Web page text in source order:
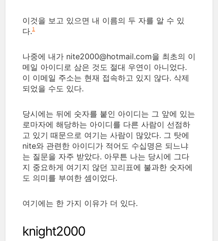
이것을 보고 있으면 내 이름의 두 자를 알 수 있
다.1
나중에 내가 nite2000@hotmail.com을 최초의 이
메일 아이디로 삼은 것도 절대 우연이 아니었다.
이 이메일 주소는 현재 접속하고 있지 않다. 삭제
되었을 수도 있다.
당시에는 뒤에 숫자를 붙인 아이디는 그 앞에 있는
로마자에 해당하는 아이디를 다른 사람이 선점하
고 있기 때문으로 여기는 사람이 많았다. 그 탓에
nite와 관련한 아이디가 적어도 수십명은 되느냐
는 질문을 자주 받았다. 아무튼 나는 당시에 그다
지 중요하게 여기지 않던 꼬리표에 불과한 숫자에
도 의미를 부여한 셈이었다.
여기에는 한 가지 이유가 더 있다.
knight2000